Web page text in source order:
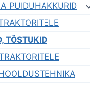
PUIDUHAKKURID
TÕSTUKID